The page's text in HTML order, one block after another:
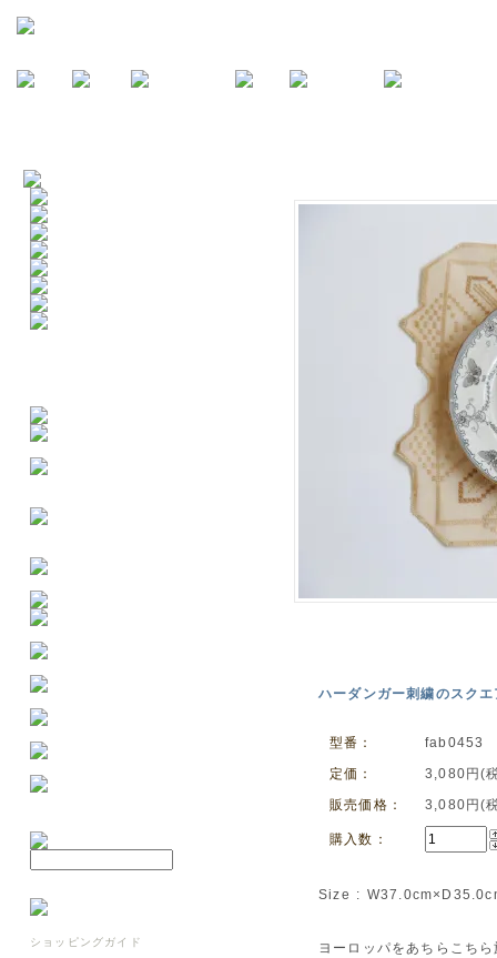
ハーダンガー刺繍のスク
型番：
fab0453
定価：
3,080円(
販売価格：
3,080円(
購入数：
Size :
ヨーロッパをあちらこち
ショッピングガイド